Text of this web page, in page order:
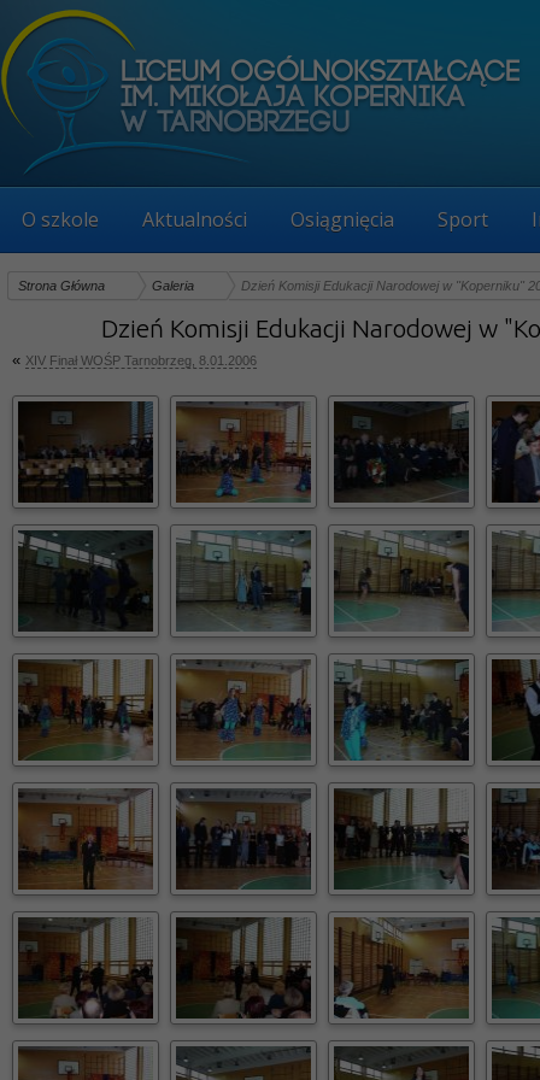
O szkole Aktualności Osiągnięcia Sport
Strona Główna Galeria Dzień Komisji Edukacji Narodowej w "Koperniku"
Dzień Komisji Edukacji Narodowej w
« XIV Finał WOŚP Tarnobrzeg, 8.01.2006